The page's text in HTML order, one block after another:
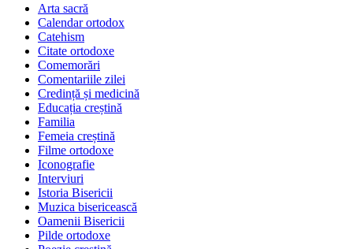
Arta sacră
Calendar ortodox
Catehism
Citate ortodoxe
Comemorări
Comentariile zilei
Credință și medicină
Educația creștină
Familia
Femeia creștină
Filme ortodoxe
Iconografie
Interviuri
Istoria Bisericii
Muzica bisericească
Oamenii Bisericii
Pilde ortodoxe